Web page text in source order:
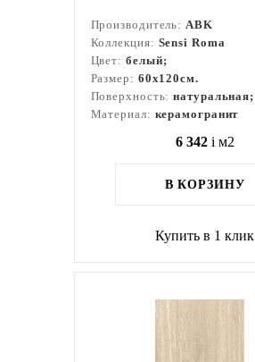
Производитель:ABK
Коллекция: Sensi Roma
Цвет: белый;
Размер: 60x120см.
Поверхность:натуральная;
Материал: керамогранит
6 342 i м2
В КОРЗИНУ
Купить в 1 клик